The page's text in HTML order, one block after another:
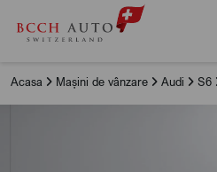
Acasa Mașini de vânzare Audi S6